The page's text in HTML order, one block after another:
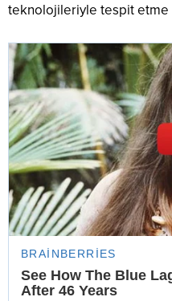
teknolojileriyle tespit etme